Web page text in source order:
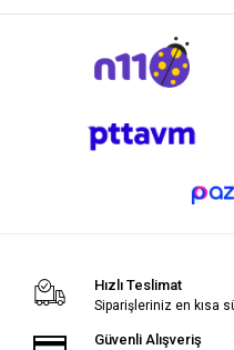
Hızlı Teslimat
Siparişleriniz en kısa
Güvenli Alışveriş